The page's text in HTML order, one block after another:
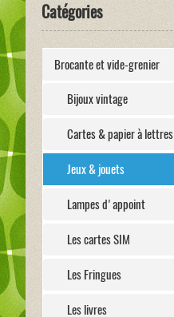
Catégories
Brocante et vide-grenier
Bijoux vintage
Cartes & papier à lettres
Jeux & jouets
Lampes d'appoint
Les cartes SIM
Les Fringues
Les livres